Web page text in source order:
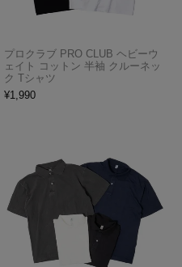
プロクラブ PRO CLUB ヘビーウ
ェイト コットン 半袖 クルーネッ
ク Tシャツ
¥1,990